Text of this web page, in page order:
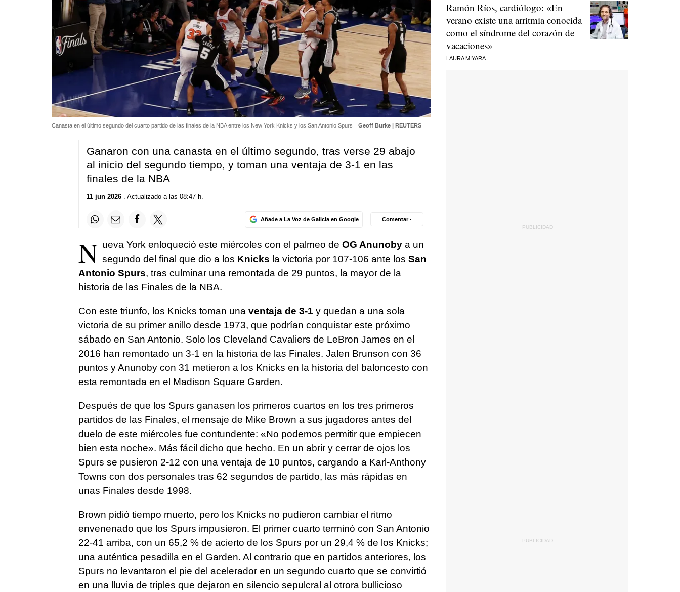
Canasta en el último segundo del cuarto partido de las finales de la NBA entre los New York Knicks y los San Antonio Spurs Geoff Burke | REUTERS
Ganaron con una canasta en el último segundo, tras verse 29 abajo
al inicio del segundo tiempo, y toman una ventaja de 3-1 en las
finales de la NBA
11 jun 2026. Actualizado a las 08:47 h.
Añade a La Voz de Galicia en Google Comentar ·
N ueva York enloqueció este miércoles con el palmeo de OG Anunobya un
segundo del final que dio a los Knicks la victoria por 107-106 ante los San
Antonio Spurs, tras culminar una remontada de 29 puntos, la mayor de la
historia de las Finales de la NBA.
Con este triunfo, los Knicks toman una ventaja de 3-1 y quedan a una sola
victoria de su primer anillo desde 1973, que podrían conquistar este próximo
sábado en San Antonio. Solo los Cleveland Cavaliers de LeBron James en el
2016 han remontado un 3-1 en la historia de las Finales. Jalen Brunson con 36
puntos y Anunoby con 31 metieron a los Knicks en la historia del baloncesto con
esta remontada en el Madison Square Garden.
Después de que los Spurs ganasen los primeros cuartos en los tres primeros
partidos de las Finales, el mensaje de Mike Brown a sus jugadores antes del
duelo de este miércoles fue contundente: «No podemos permitir que empiecen
bien esta noche». Más fácil dicho que hecho. En un abrir y cerrar de ojos los
Spurs se pusieron 2-12 con una ventaja de 10 puntos, cargando a Karl-Anthony
Towns con dos personales tras 62 segundos de partido, las más rápidas en
unas Finales desde 1998.
Brown pidió tiempo muerto, pero los Knicks no pudieron cambiar el ritmo
envenenado que los Spurs impusieron. El primer cuarto terminó con San Antonio
22-41 arriba, con un 65,2 % de acierto de los Spurs por un 29,4 % de los Knicks;
una auténtica pesadilla en el Garden. Al contrario que en partidos anteriores, los
Spurs no levantaron el pie del acelerador en un segundo cuarto que se convirtió
en una lluvia de triples que dejaron en silencio sepulcral al otrora bullicioso
Ramón Ríos, cardiólogo: «En
verano existe una arritmia conocida
como el síndrome del corazón de
vacaciones»
LAURA MIYARA